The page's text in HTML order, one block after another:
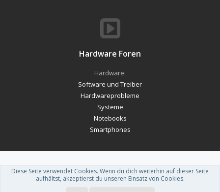
Hardware Foren
Hardware:
Software und Treiber
Hardwareprobleme
Systeme
Notebooks
Smartphones
Forum software by XenForo™-Deutsch von xenDach
Theme designed by ThemeHouse.
Diese Seite verwendet Cookies. Wenn du dich weiterhin auf dieser Seite
aufhältst, akzeptierst du unseren Einsatz von Cookies.